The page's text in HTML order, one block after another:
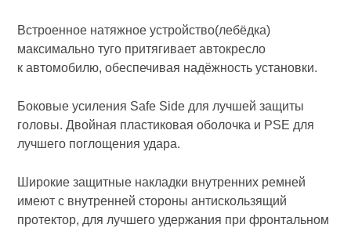
Встроенное натяжное устройство(лебёдка)
максимально туго притягивает автокресло
к автомобилю, обеспечивая надёжность установки.
Боковые усиления Safe Side для лучшей защиты
головы. Двойная пластиковая оболочка и PSE для
лучшего поглощения удара.
Широкие защитные накладки внутренних ремней
имеют с внутренней стороны антискользящий
протектор, для лучшего удержания при фронтальном